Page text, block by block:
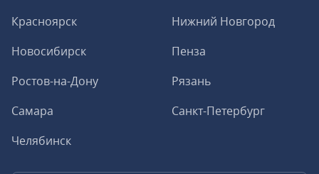
Красноярск
Нижний Новгород
Новосибирск
Пенза
Ростов-на-Дону
Рязань
Самара
Санкт-Петербург
Челябинск